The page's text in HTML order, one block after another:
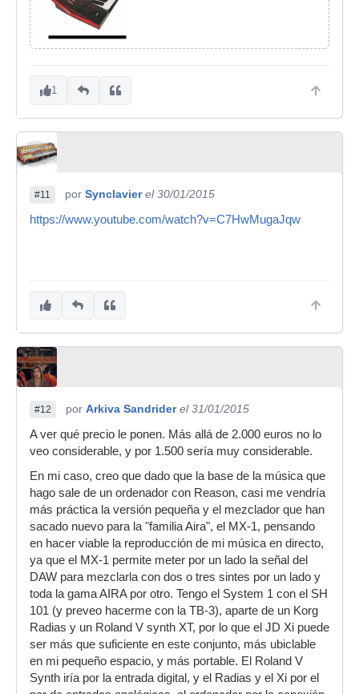
1
#11 por Synclavier el 30/01/2015
https://www.youtube.com/watch?v=C7HwMugaJqw
#12 por Arkiva Sandrider el 31/01/2015
A ver qué precio le ponen. Más allá de 2.000 euros no lo
veo considerable, y por 1.500 sería muy considerable.
En mi caso, creo que dado que la base de la música que
hago sale de un ordenador con Reason, casi me vendría
más práctica la versión pequeña y el mezclador que han
sacado nuevo para la "familia Aira", el MX-1, pensando
en hacer viable la reproducción de mi música en directo,
ya que el MX-1 permite meter por un lado la señal del
DAW para mezclarla con dos o tres sintes por un lado y
toda la gama AIRA por otro. Tengo el System 1 con el SH
101 (y preveo hacerme con la TB-3), aparte de un Korg
Radias y un Roland V synth XT, por lo que el JD Xi puede
ser más que suficiente en este conjunto, más ubiclable
en mi pequeño espacio, y más portable. El Roland V
Synth iría por la entrada digital, y el Radias y el Xi por el